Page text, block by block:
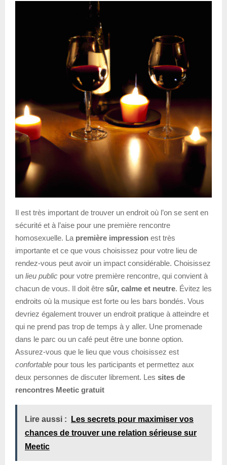
Il est très important de trouver un endroit où l’on se sent en
sécurité et à l’aise pour une première rencontre
homosexuelle. La première impression est très
importante et ce que vous choisissez pour votre lieu de
rendez-vous peut avoir un impact considérable. Choisissez
un lieu public pour votre première rencontre, qui convient à
chacun de vous. Il doit être sûr, calme et neutre. Évitez les
endroits où la musique est forte ou les bars bondés. Vous
devriez également trouver un endroit pratique à atteindre et
qui ne prend pas trop de temps à y aller. Une promenade
dans le parc ou un café peut être une bonne option.
Assurez-vous que le lieu que vous choisissez est
confortable pour tous les participants et permettez aux
deux personnes de discuter librement. Les sites de
rencontres Meetic gratuit
Lire aussi :
Les secrets pour maximiser vos
chances de trouver une relation sérieuse sur
Meetic